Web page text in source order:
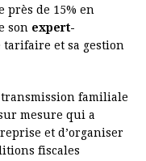
près de 15% en
son expert-
et sa gestion
transmission familiale
mesure qui a
et d’organiser
fiscales